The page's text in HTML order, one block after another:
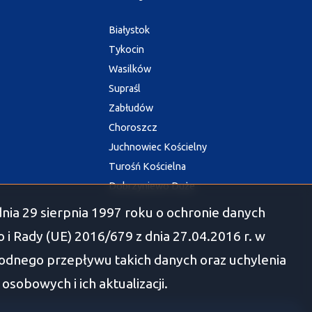
Białystok
Tykocin
Wasilków
Supraśl
Zabłudów
Choroszcz
Juchnowiec Kościelny
Turośń Kościelna
Dobrzyniewo Duże
29 sierpnia 1997 roku o ochronie danych
Rady (UE) 2016/679 z dnia 27.04.2016 r. w
przepływu takich danych oraz uchylenia
i ich aktualizacji.